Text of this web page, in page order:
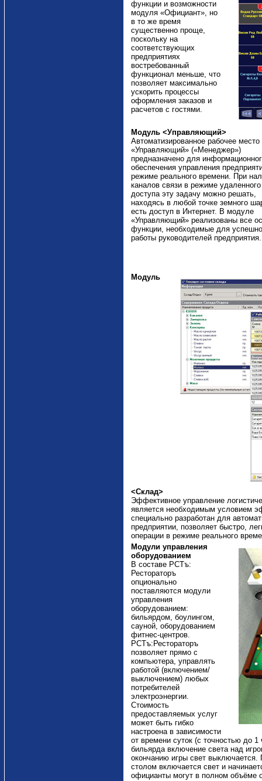
функции и возможности
модуля «Официант», но
в то же время
существенно проще,
поскольку на
соответствующих
предприятиях
востребованный
функционал меньше, что
позволяет максимально
ускорить процессы
оформления заказов и
расчетов с гостями.
Модуль <Управляющий>
Автоматизированное рабочее место
«Управляющий» («Менеджер»)
предназначено для
обеспечения управления
режиме реального времени. При
каналов связи в режиме удаленного
доступа эту задачу можно решать,
находясь в любой точке земного
есть доступ в Интернет. В модуле
«Управляющий» реализованы все
функции, необходимые для
работы руководителей предприятия.
Модуль
<Склад>
Эффективное управление
является необходимым условием
специально разработан для
предприятии, позволяет быстро,
операции в режиме реального
Модули управления
оборудованием
В составе РСТъ:
Рестораторъ
опционально
поставляются модули
управления
оборудованием:
бильярдом, боулингом,
сауной, оборудованием
фитнес-центров.
РСТъ:Рестораторъ
позволяет прямо с
компьютера, управлять
работой (включением/
выключением) любых
потребителей
электроэнергии.
Стоимость
предоставляемых услуг
может быть гибко
настроена в зависимости
от времени суток (с точностью до
бильярда включение света над
окончанию игры свет
столом включается свет и
официанты могут в полном объёме